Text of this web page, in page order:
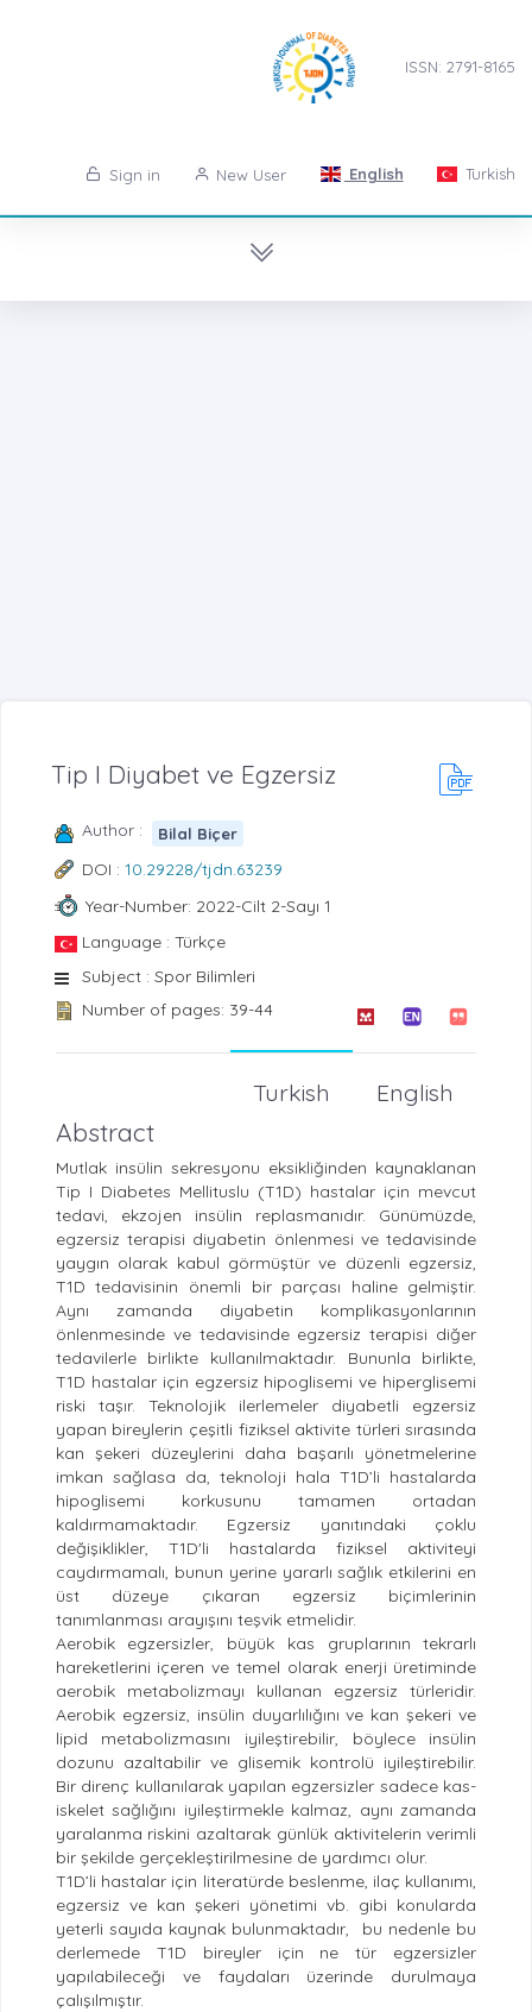
ISSN: 2791-8165
Sign in New User English Turkish
Tip I Diyabet ve Egzersiz
Author : Bilal Biçer
DOI : 10.29228/tjdn.63239
Year-Number: 2022-Cilt 2-Sayı 1
Language : Türkçe
Subject : Spor Bilimleri
Number of pages: 39-44
English
Turkish
Abstract
Mutlak insülin sekresyonu eksikliğinden kaynaklanan
Tip I Diabetes Mellituslu (T1D) hastalar için mevcut
tedavi, ekzojen insülin replasmanıdır. Günümüzde,
egzersiz terapisi diyabetin önlenmesi ve tedavisinde
yaygın olarak kabul görmüştür ve düzenli egzersiz,
T1D tedavisinin önemli bir parçası haline gelmiştir.
Aynı zamanda diyabetin komplikasyonlarının
önlenmesinde ve tedavisinde egzersiz terapisi diğer
tedavilerle birlikte kullanılmaktadır. Bununla birlikte,
T1D hastalar için egzersiz hipoglisemi ve hiperglisemi
riski taşır. Teknolojik ilerlemeler diyabetli egzersiz
yapan bireylerin çeşitli fiziksel aktivite türleri sırasında
kan şekeri düzeylerini daha başarılı yönetmelerine
imkan sağlasa da, teknoloji hala T1D’li hastalarda
hipoglisemi korkusunu tamamen ortadan
kaldırmamaktadır. Egzersiz yanıtındaki çoklu
değişiklikler, T1D'li hastalarda fiziksel aktiviteyi
caydırmamalı, bunun yerine yararlı sağlık etkilerini en
üst düzeye çıkaran egzersiz biçimlerinin
tanımlanması arayışını teşvik etmelidir.
Aerobik egzersizler, büyük kas gruplarının tekrarlı
hareketlerini içeren ve temel olarak enerji üretiminde
aerobik metabolizmayı kullanan egzersiz türleridir.
Aerobik egzersiz, insülin duyarlılığını ve kan şekeri ve
lipid metabolizmasını iyileştirebilir, böylece insülin
dozunu azaltabilir ve glisemik kontrolü iyileştirebilir.
Bir direnç kullanılarak yapılan egzersizler sadece kas-
iskelet sağlığını iyileştirmekle kalmaz, aynı zamanda
yaralanma riskini azaltarak günlük aktivitelerin verimli
bir şekilde gerçekleştirilmesine de yardımcı olur.
T1D’li hastalar için literatürde beslenme, ilaç kullanımı,
egzersiz ve kan şekeri yönetimi vb. gibi konularda
yeterli sayıda kaynak bulunmaktadır, bu nedenle bu
derlemede T1D bireyler için ne tür egzersizler
yapılabileceği ve faydaları üzerinde durulmaya
çalışılmıştır.